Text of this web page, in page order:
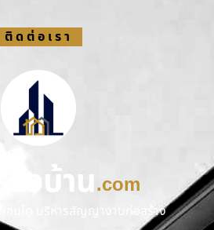
ติดต่อเรา
จบ้าน.com
อนโด บริหารสัญญางานก่อสร้าง